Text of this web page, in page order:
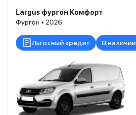
Largus фургон Комфорт
Фургон • 2026
Льготный кредит В наличии